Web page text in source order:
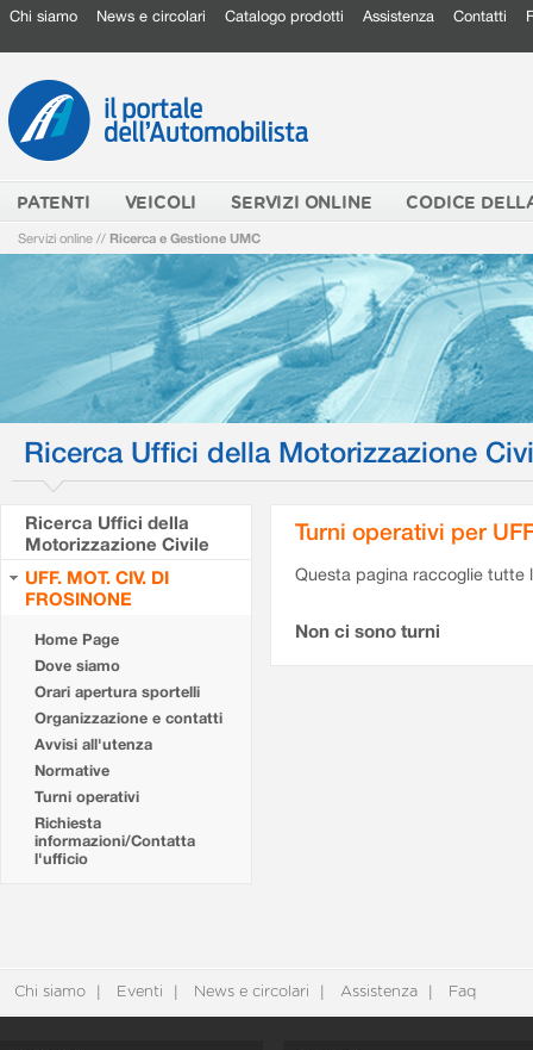
Chi siamo News e circolari Catalogo prodotti Assistenza Contatti
PATENTI VEICOLI SERVIZI ONLINE CODICE
Servizi online // Ricerca e Gestione UMC
Ricerca Uffici della Motorizzazione
Ricerca Uffici della
Motorizzazione Civile
UFF. MOT. CIV. DI
FROSINONE
Home Page
Dove siamo
Orari apertura sportelli
Organizzazione e contatti
Avvisi all'utenza
Normative
Turni operativi
Richiesta
informazioni/Contatta
l'ufficio
Turni operativi per
Questa pagina raccoglie tutte
Non ci sono turni
Chi siamo Eventi News e circolari Assistenza Faq